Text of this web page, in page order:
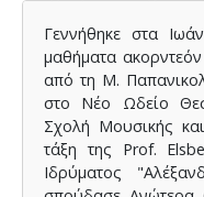
Γεννήθηκε στα
μαθήματα
από τη Μ.
στο Νέο Ωδείο
Σχολή Μουσικής
τάξη της Prof.
Ιδρύματος